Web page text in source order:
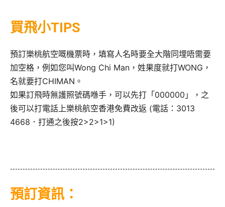
買飛小TIPS
預訂樂桃航空嘅機票時，填寫人名時要全大階同埋唔需要
加空格，例如您叫Wong Chi Man，姓果度就打WONG，
名就要打CHIMAN。
如果訂飛時無護照號碼喺手，可以先打「000000」，之
後可以打電話上樂桃航空香港免費改返 (電話：3013
4668．打通之後按2>2>1>1)
預訂資訊：